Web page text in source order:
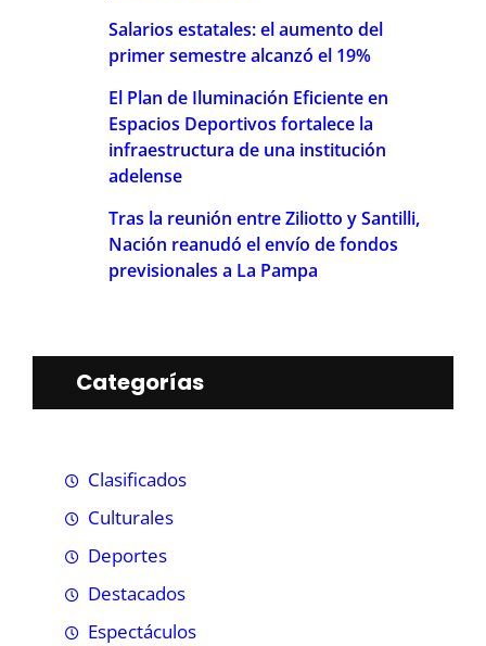
Salarios estatales: el aumento del
primer semestre alcanzó el 19%
El Plan de Iluminación Eficiente en
Espacios Deportivos fortalece la
infraestructura de una institución
adelense
Tras la reunión entre Ziliotto y Santilli,
Nación reanudó el envío de fondos
previsionales a La Pampa
Categorías
Clasificados
Culturales
Deportes
Destacados
Espectáculos